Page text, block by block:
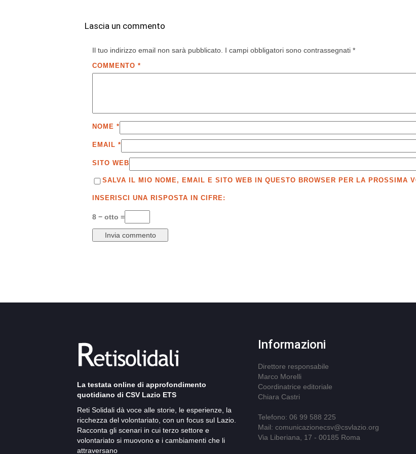
Lascia un commento
Il tuo indirizzo email non sarà pubblicato. I campi obbligatori sono contrassegnati *
COMMENTO *
NOME *
EMAIL *
SITO WEB
SALVA IL MIO NOME, EMAIL E SITO WEB IN QUESTO BROWSER PER LA PROSSIMA
INSERISCI UNA RISPOSTA IN CIFRE:
8 − otto =
La testata online di approfondimento
quotidiano di CSV Lazio ETS
Reti Solidali dà voce alle storie, le esperienze, la
ricchezza del volontariato, con un focus sul Lazio.
Racconta gli scenari in cui terzo settore e
volontariato si muovono e i cambiamenti che li
attraversano
Informazioni
Direttore responsabile
Marco Morelli
Coordinatrice editoriale
Chiara Castri
Telefono: 06 99 588 225
Mail: comunicazionecsv@csvlazio.org
Via Liberiana, 17 - 00185 Roma